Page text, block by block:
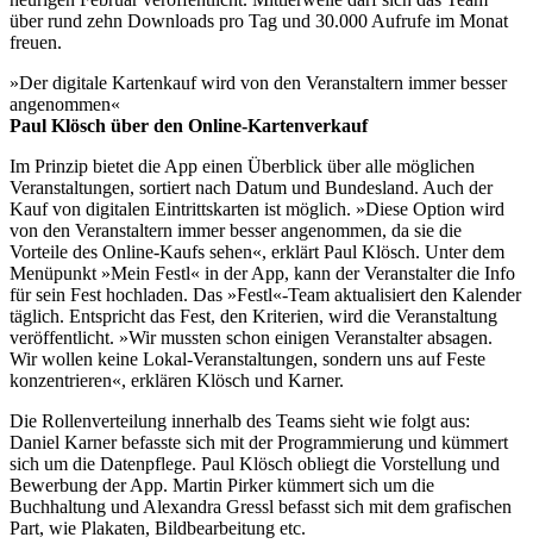
über rund zehn Downloads pro Tag und 30.000 Aufrufe im Monat
freuen.
»Der digitale Kartenkauf wird von den Veranstaltern immer besser
angenommen«
Paul Klösch über den Online-Kartenverkauf
Im Prinzip bietet die App einen Überblick über alle möglichen
Veranstaltungen, sortiert nach Datum und Bundesland. Auch der
Kauf von digitalen Eintrittskarten ist möglich. »Diese Option wird
von den Veranstaltern immer besser angenommen, da sie die
Vorteile des Online-Kaufs sehen«, erklärt Paul Klösch. Unter dem
Menüpunkt »Mein Festl« in der App, kann der Veranstalter die Info
für sein Fest hochladen. Das »Festl«-Team aktualisiert den Kalender
täglich. Entspricht das Fest, den Kriterien, wird die Veranstaltung
veröffentlicht. »Wir mussten schon einigen Veranstalter absagen.
Wir wollen keine Lokal-Veranstaltungen, sondern uns auf Feste
konzentrieren«, erklären Klösch und Karner.
Die Rollenverteilung innerhalb des Teams sieht wie folgt aus:
Daniel Karner befasste sich mit der Programmierung und kümmert
sich um die Datenpflege. Paul Klösch obliegt die Vorstellung und
Bewerbung der App. Martin Pirker kümmert sich um die
Buchhaltung und Alexandra Gressl befasst sich mit dem grafischen
Part, wie Plakaten, Bildbearbeitung etc.